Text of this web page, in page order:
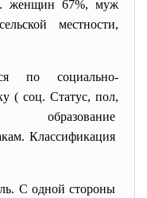
женщин 67%, муж
местности,
по социально-
( соц. Статус, пол,
Классификация
С одной стороны